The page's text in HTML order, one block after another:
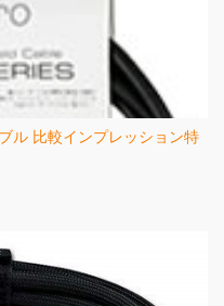
ル 比較インプレッション特